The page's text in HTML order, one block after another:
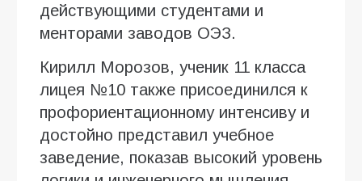
действующими студентами и
менторами заводов ОЭЗ.
Кирилл Морозов, ученик 11 класса
лицея №10 также присоединился к
профориентационному интенсиву и
достойно представил учебное
заведение, показав высокий уровень